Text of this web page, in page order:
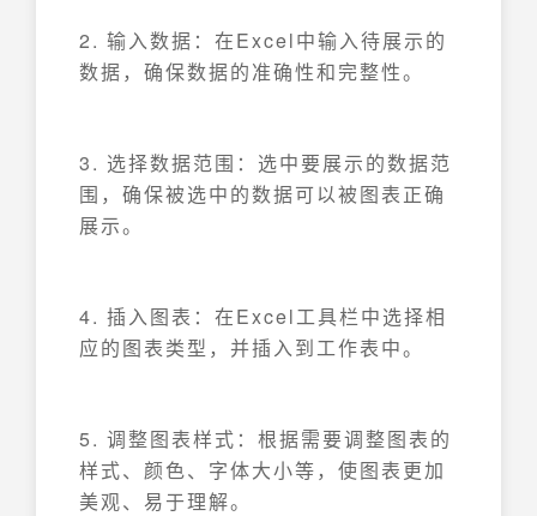
2. 输入数据：在Excel中输入待展示的
数据，确保数据的准确性和完整性。
3. 选择数据范围：选中要展示的数据范
围，确保被选中的数据可以被图表正确
展示。
4. 插入图表：在Excel工具栏中选择相
应的图表类型，并插入到工作表中。
5. 调整图表样式：根据需要调整图表的
样式、颜色、字体大小等，使图表更加
美观、易于理解。